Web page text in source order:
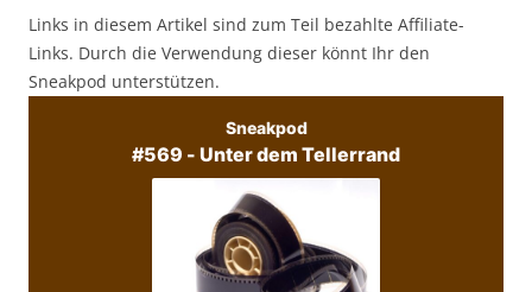
Links in diesem Artikel sind zum Teil bezahlte Affiliate-
Links. Durch die Verwendung dieser könnt Ihr den
Sneakpod unterstützen.